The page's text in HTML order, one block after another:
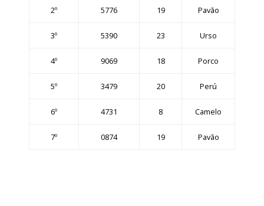
2º 5776 19 Pavão
3º 5390 23 Urso
4º 9069 18 Porco
5º 3479 20 Perú
6º 4731 8 Camelo
7º 0874 19 Pavão